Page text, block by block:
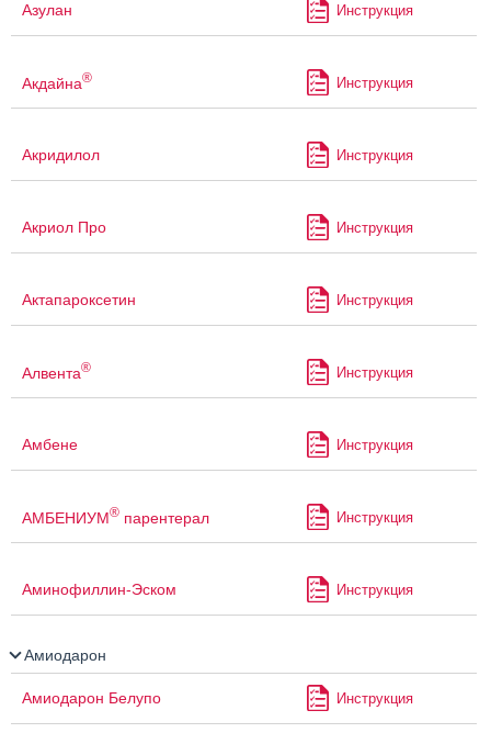
Азулан Инструкция
Акдайна® Инструкция
Акридилол Инструкция
Акриол Про Инструкция
Актапароксетин Инструкция
Алвента® Инструкция
Амбене Инструкция
АМБЕНИУМ® парентерал Инструкция
Аминофиллин-Эском Инструкция
Амиодарон
Амиодарон Белупо Инструкция